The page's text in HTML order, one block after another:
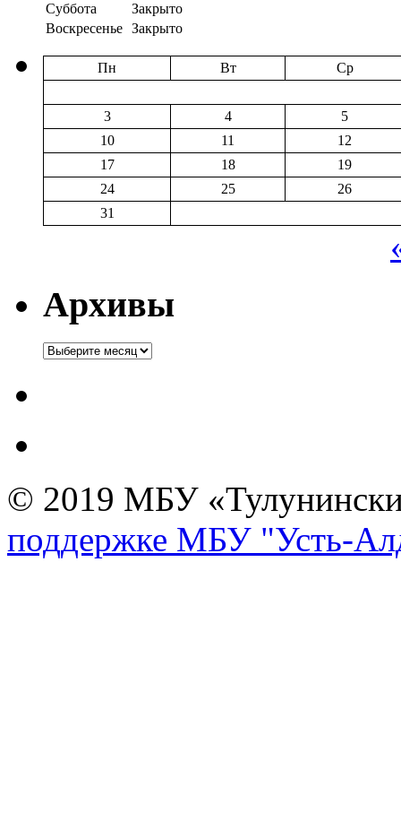
Суббота
Закрыто
Воскресенье Закрыто
Пн Вт Ср
3 4
5
10
11
12
17
18
19
24
25
26
31
Архивы
Архивы
© 2019 МБУ
поддержке МБУ "Усть-